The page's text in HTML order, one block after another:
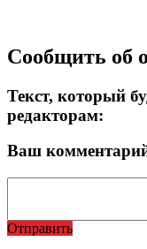
Сообщить об
Текст, который
редакторам:
Ваш
Отправить